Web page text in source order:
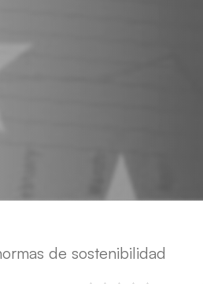
de sostenibilidad